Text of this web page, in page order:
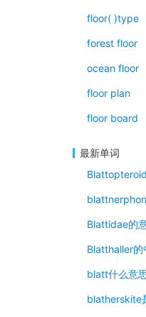
floor( )type
forest floor
ocean floor
floor plan
floor board
最新单词
Blattidae的
Blatthaller的
blatt什么意
blatherskite